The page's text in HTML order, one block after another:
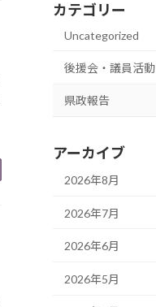
カテゴリー
Uncategorized
後援会・議員活動
県政報告
アーカイブ
2026年8月
2026年7月
2026年6月
2026年5月